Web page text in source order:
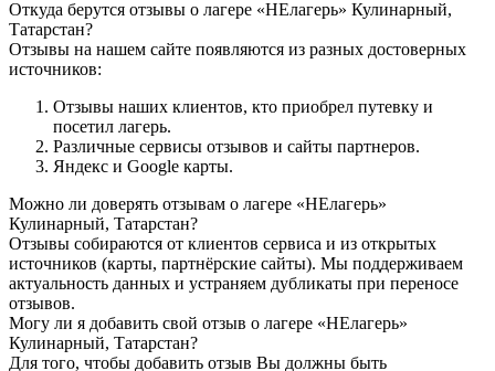
Откуда берутся отзывы о лагере «НЕлагерь» Кулинарный,
Татарстан?
Отзывы на нашем сайте появляются из разных достоверных
источников:
Отзывы наших клиентов, кто приобрел путевку и
посетил лагерь.
Различные сервисы отзывов и сайты партнеров.
Яндекс и Google карты.
Можно ли доверять отзывам о лагере «НЕлагерь»
Кулинарный, Татарстан?
Отзывы собираются от клиентов сервиса и из открытых
источников (карты, партнёрские сайты). Мы поддерживаем
актуальность данных и устраняем дубликаты при переносе
отзывов.
Могу ли я добавить свой отзыв о лагере «НЕлагерь»
Кулинарный, Татарстан?
Для того, чтобы добавить отзыв Вы должны быть